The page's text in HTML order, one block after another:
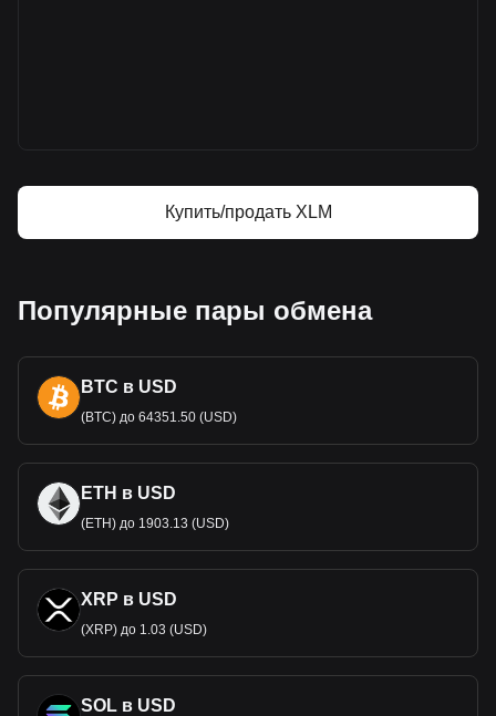
Купить/продать XLM
Популярные пары обмена
BTC в USD
(BTC) до 64351.50 (USD)
ETH в USD
(ETH) до 1903.13 (USD)
XRP в USD
(XRP) до 1.03 (USD)
SOL в USD